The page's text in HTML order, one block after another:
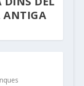
ANTIGA